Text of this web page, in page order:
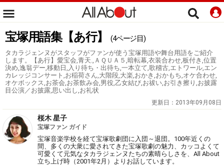
宝塚用語集【あ行】 (4ページ目)
タカラジェンヌがスタッフがファンが使う宝塚用語や舞台用語をご紹介
します。【あ行】愛宝会,青天.,ＡＱＵＡ５,暗転幕,衣装合わせ,板付き,位置
決め,逸翁デー,移動日,入り待ち・出待ち,一本立て,歌稽古,エトワール,エン
カレッジコンサート,お稲荷さん,大階段,大楽,おかき,おかもち,オケ合わせ,
オケボックス,お茶会,お茶飲み会,男役,乙女結び,お祓い,お引き擦り,お披露
目公演／お披露,思い出し,お礼状
更新日： 2013年09月08日
桜木 星子
宝塚ファン ガイド
宝塚音楽学校を経て宝塚歌劇団に入団～退団。100年近くの
間、多くの大衆に愛されてきた宝塚歌劇の魅力、カッコよくて
可愛くて元気なタカラジェンヌたちの素晴らしさを、All About
立ち上げ時（2001年2月）よりお話しています。